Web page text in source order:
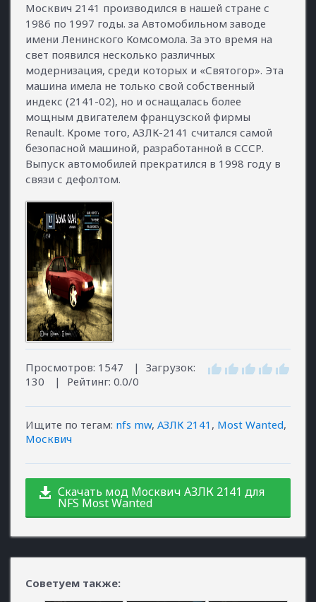
Москвич 2141 производился в нашей стране с
1986 по 1997 годы. за Автомобильном заводе
имени Ленинского Комсомола. За это время на
свет появился несколько различных
модернизация, среди которых и «Святогор». Эта
машина имела не только свой собственный
индекс (2141-02), но и оснащалась более
мощным двигателем французской фирмы
Renault. Кроме того, АЗЛК-2141 считался самой
безопасной машиной, разработанной в СССР.
Выпуск автомобилей прекратился в 1998 году в
связи с дефолтом.
Просмотров: 1547 | Загрузок:
130
| Рейтинг: 0.0/0
Ищите по тегам: nfs mw, АЗЛК 2141 , Most Wanted,
Москвич
Скачать мод Москвич АЗЛК 2141 для
NFS Most Wanted
Советуем также: